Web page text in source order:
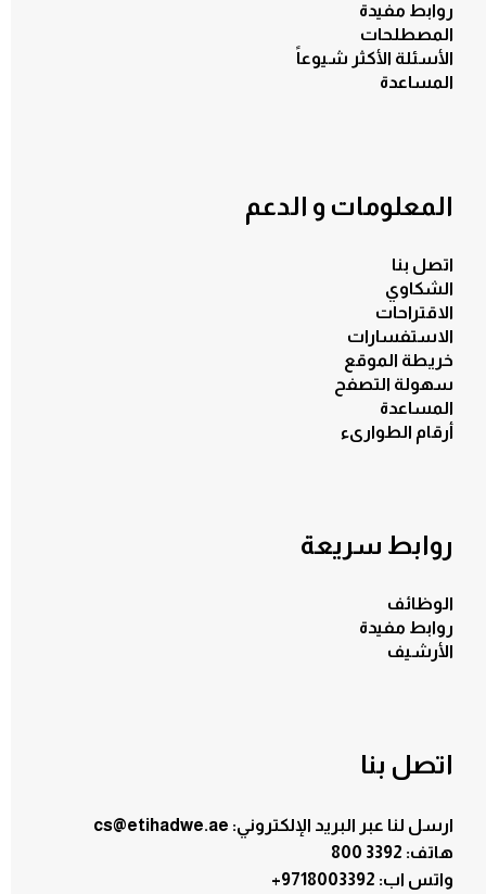
روابط مفيدة
المصطلحات
الأسئلة الأكثر شيوعاً
المساعدة
المعلومات و الدعم
اتصل بنا
الشكاوي
الاقتراحات
الاستفسارات
خريطة الموقع
سهولة التصفح
المساعدة
أرقام الطوارىء
روابط سريعة
الوظائف
روابط مفيدة
الأرشيف
اتصل بنا
ارسل لنا عبر البريد الإلكتروني: cs@etihadwe.ae
هاتف: 3392 800
+9718003392 :واتس اب